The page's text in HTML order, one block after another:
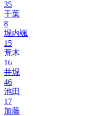
35
千葉
8
堀内颯
15
荒木
16
井堀
46
池田
17
加藤